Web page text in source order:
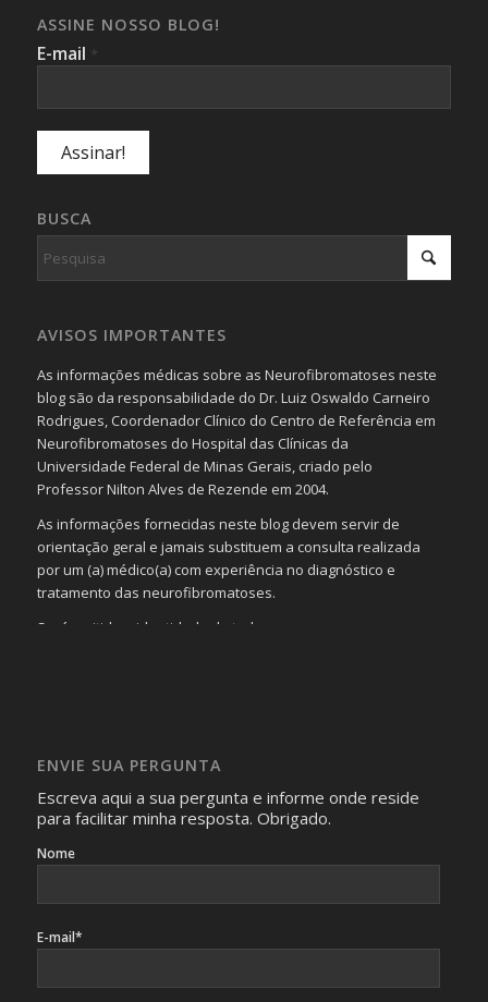
ASSINE NOSSO BLOG!
E-mail *
BUSCA
AVISOS IMPORTANTES
As informações médicas sobre as Neurofibromatoses neste
blog são da responsabilidade do Dr. Luiz Oswaldo Carneiro
Rodrigues, Coordenador Clínico do Centro de Referência em
Neurofibromatoses do Hospital das Clínicas da
Universidade Federal de Minas Gerais, criado pelo
Professor Nilton Alves de Rezende em 2004.
As informações fornecidas neste blog devem servir de
orientação geral e jamais substituem a consulta realizada
por um (a) médico(a) com experiência no diagnóstico e
tratamento das neurofibromatoses.
Será omitida a identidade de todas as pessoas que
identificação da pessoa fotografada.
ENVIE SUA PERGUNTA
Escreva aqui a sua pergunta e informe onde reside
para facilitar minha resposta. Obrigado.
Nome
E-mail*